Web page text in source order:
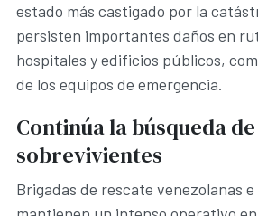
estado más castigado por la
persisten importantes daños en
hospitales y edificios públicos,
de los equipos de emergencia.
Continúa la búsqueda de
sobrevivientes
Brigadas de rescate venezolanas